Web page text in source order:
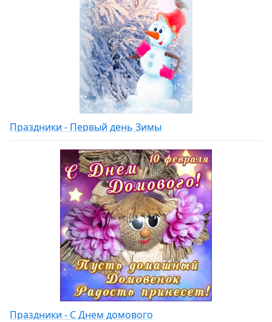
Праздники - Первый день Зимы
Праздники - С Днем домового